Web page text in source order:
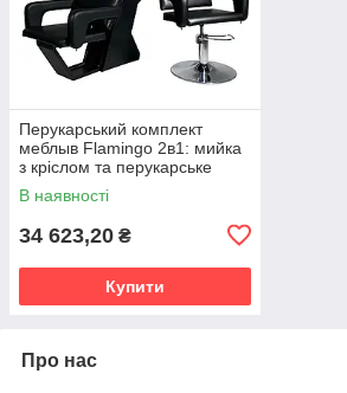
Перукарський комплект
меблыв Flamingo 2в1: мийка
з кріслом та перукарське
гідравлічне крісло
В наявності
34 623,20 ₴
Купити
Про нас